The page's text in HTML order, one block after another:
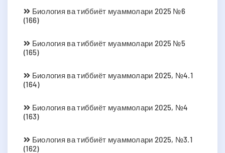
Биология ва тиббиёт муаммолари 2025 №6
(166)
Биология ва тиббиёт муаммолари 2025 №5
(165)
Биология ва тиббиёт муаммолари 2025, №4.1
(164)
Биология ва тиббиёт муаммолари 2025, №4
(163)
Биология ва тиббиёт муаммолари 2025, №3.1
(162)